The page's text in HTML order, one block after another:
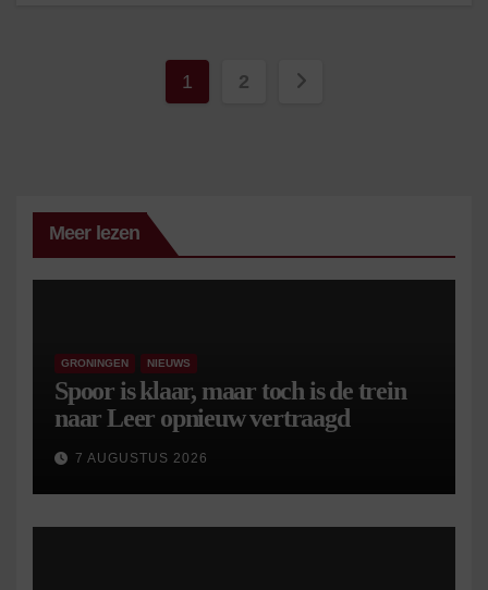
Berichten
1 2
Meer lezen
GRONINGEN NIEUWS
Spoor is klaar, maar toch is de trein
naar Leer opnieuw vertraagd
7 AUGUSTUS 2026